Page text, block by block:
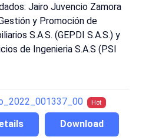
Jairo Juvencio Zamora
y Promoción de
S.A.S. (GEPDI S.A.S.) y
de Ingenieria S.A.S (PSI
Hot
Download